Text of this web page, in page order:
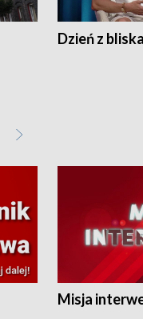
Dzień z
Misja